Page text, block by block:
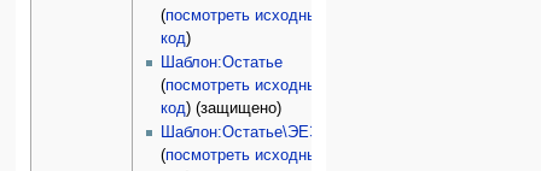
(посмотреть исходный
код)
Шаблон:Остатье
(посмотреть исходный
код) (защищено)
Шаблон:Остатье\ЭЕЭ
(посмотреть исходный